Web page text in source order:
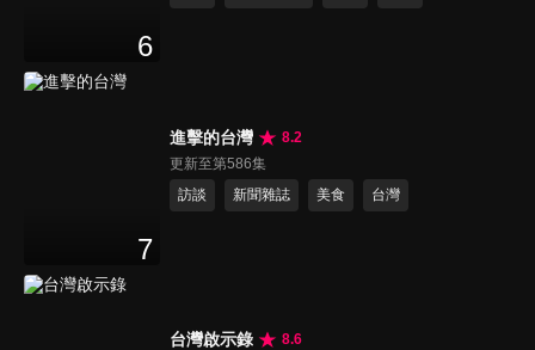
6
7
進擊的台灣
8.2
更新至第586集
訪談
新聞雜誌 美食 台灣
台灣啟示錄
8.6